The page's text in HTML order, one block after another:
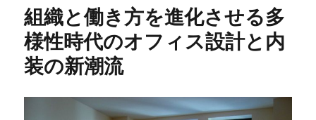
ー
組織と働き方を進化させる多
様性時代のオフィス設計と内
装の新潮流